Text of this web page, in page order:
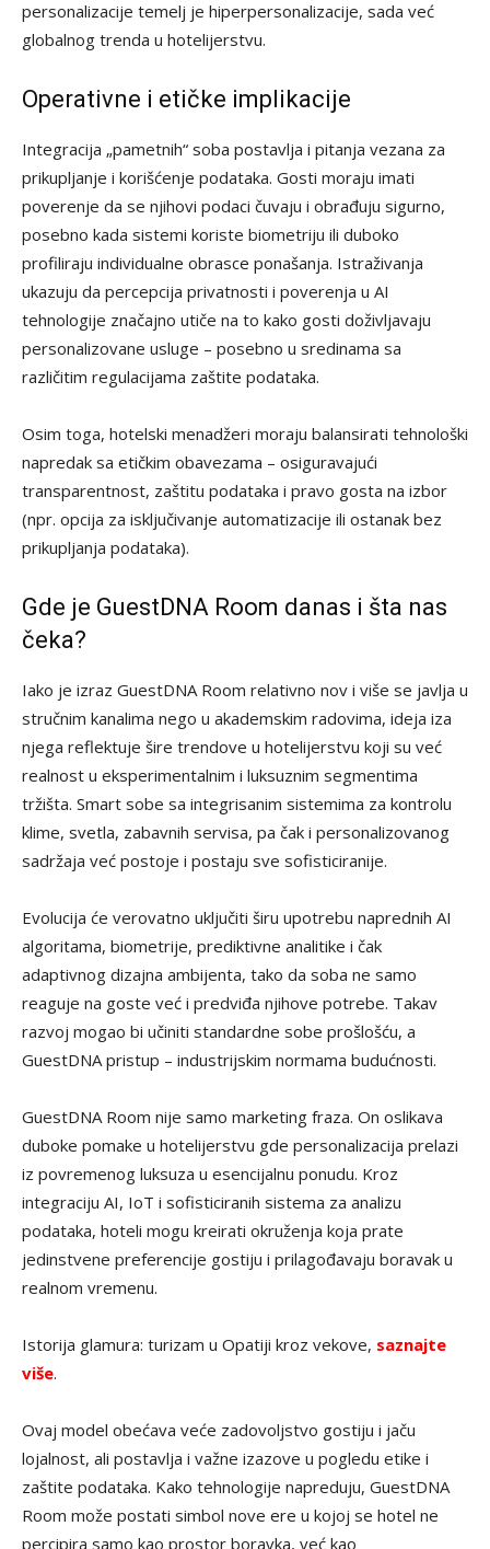
personalizacije temelj je hiperpersonalizacije, sada već
globalnog trenda u hotelijerstvu.
Operativne i etičke implikacije
Integracija „pametnih“ soba postavlja i pitanja vezana za
prikupljanje i korišćenje podataka. Gosti moraju imati
poverenje da se njihovi podaci čuvaju i obrađuju sigurno,
posebno kada sistemi koriste biometriju ili duboko
profiliraju individualne obrasce ponašanja. Istraživanja
ukazuju da percepcija privatnosti i poverenja u AI
tehnologije značajno utiče na to kako gosti doživljavaju
personalizovane usluge – posebno u sredinama sa
različitim regulacijama zaštite podataka.
Osim toga, hotelski menadžeri moraju balansirati tehnološki
napredak sa etičkim obavezama – osiguravajući
transparentnost, zaštitu podataka i pravo gosta na izbor
(npr. opcija za isključivanje automatizacije ili ostanak bez
prikupljanja podataka).
Gde je GuestDNA Room danas i šta nas
čeka?
Iako je izraz GuestDNA Room relativno nov i više se javlja u
stručnim kanalima nego u akademskim radovima, ideja iza
njega reflektuje šire trendove u hotelijerstvu koji su već
realnost u eksperimentalnim i luksuznim segmentima
tržišta. Smart sobe sa integrisanim sistemima za kontrolu
klime, svetla, zabavnih servisa, pa čak i personalizovanog
sadržaja već postoje i postaju sve sofisticiranije.
Evolucija će verovatno uključiti širu upotrebu naprednih AI
algoritama, biometrije, prediktivne analitike i čak
adaptivnog dizajna ambijenta, tako da soba ne samo
reaguje na goste već i predviđa njihove potrebe. Takav
razvoj mogao bi učiniti standardne sobe prošlošću, a
GuestDNA pristup – industrijskim normama budućnosti.
GuestDNA Room nije samo marketing fraza. On oslikava
duboke pomake u hotelijerstvu gde personalizacija prelazi
iz povremenog luksuza u esencijalnu ponudu. Kroz
integraciju AI, IoT i sofisticiranih sistema za analizu
podataka, hoteli mogu kreirati okruženja koja prate
jedinstvene preferencije gostiju i prilagođavaju boravak u
realnom vremenu.
Istorija glamura: turizam u Opatiji kroz vekove, saznajte
više.
Ovaj model obećava veće zadovoljstvo gostiju i jaču
lojalnost, ali postavlja i važne izazove u pogledu etike i
zaštite podataka. Kako tehnologije napreduju, GuestDNA
Room može postati simbol nove ere u kojoj se hotel ne
percipira samo kao prostor boravka, već kao